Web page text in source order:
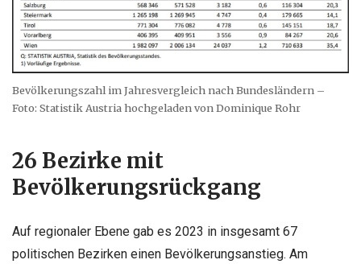
Bevölkerungszahl im Jahresvergleich nach Bundesländern –
Foto: Statistik Austria hochgeladen von Dominique Rohr
26 Bezirke mit
Bevölkerungsrückgang
Auf regionaler Ebene gab es 2023 in insgesamt 67
politischen Bezirken einen Bevölkerungsanstieg. Am